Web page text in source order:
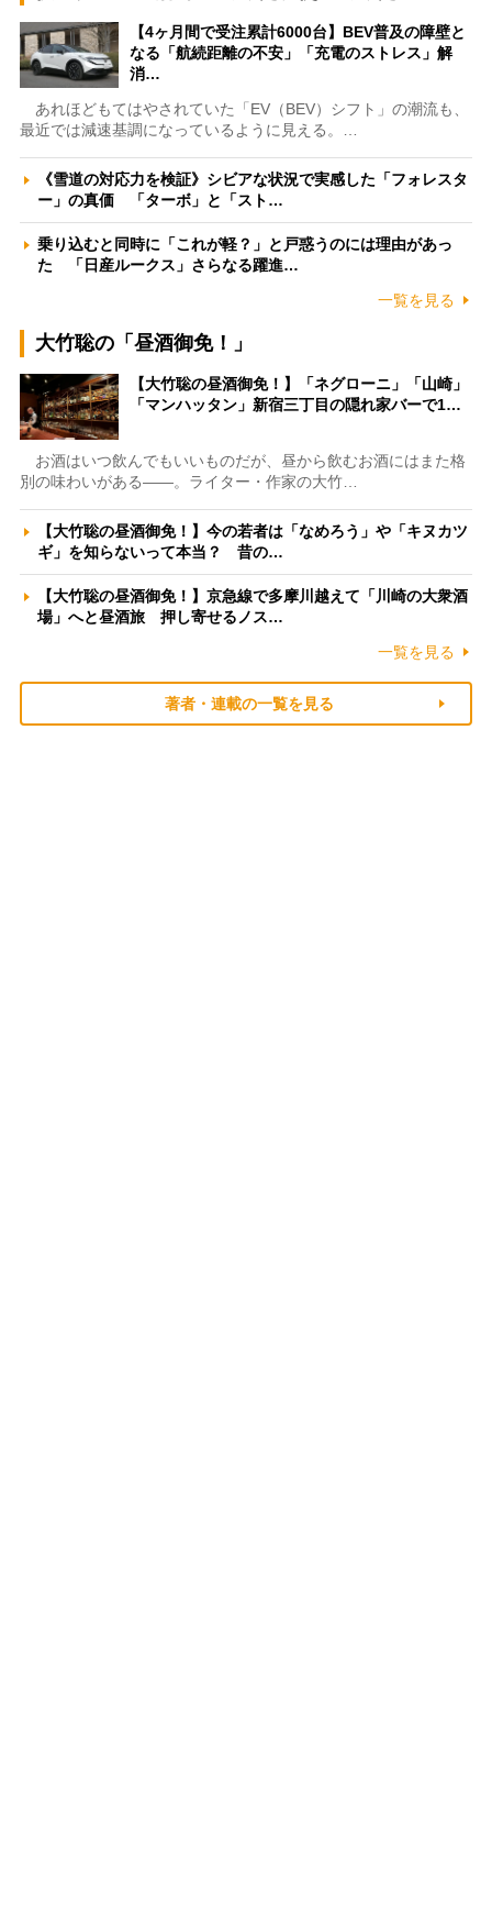
【4ヶ月間で受注累計6000台】BEV普及の障壁と
なる「航続距離の不安」「充電のストレス」解
消…
あれほどもてはやされていた「EV（BEV）シフト」の潮流も、
最近では減速基調になっているように見える。…
《雪道の対応力を検証》シビアな状況で実感した「フォレスタ
ー」の真価 「ターボ」と「スト…
乗り込むと同時に「これが軽？」と戸惑うのには理由があっ
た 「日産ルークス」さらなる躍進…
一覧を見る
大竹聡の「昼酒御免！」
【大竹聡の昼酒御免！】「ネグローニ」「山崎」
「マンハッタン」新宿三丁目の隠れ家バーで1…
お酒はいつ飲んでもいいものだが、昼から飲むお酒にはまた格
別の味わいがある――。ライター・作家の大竹…
【大竹聡の昼酒御免！】今の若者は「なめろう」や「キヌカツ
ギ」を知らないって本当？ 昔の…
【大竹聡の昼酒御免！】京急線で多摩川越えて「川崎の大衆酒
場」へと昼酒旅 押し寄せるノス…
一覧を見る
著者・連載の一覧を見る